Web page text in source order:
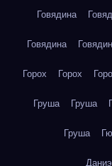
Говядина
Говядина
Горох Горох
Груша Груша
Груша